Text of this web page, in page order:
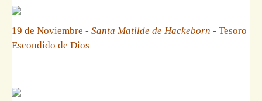
19 de Noviembre - Santa Matilde de Hackeborn - Tesoro
Escondido de Dios